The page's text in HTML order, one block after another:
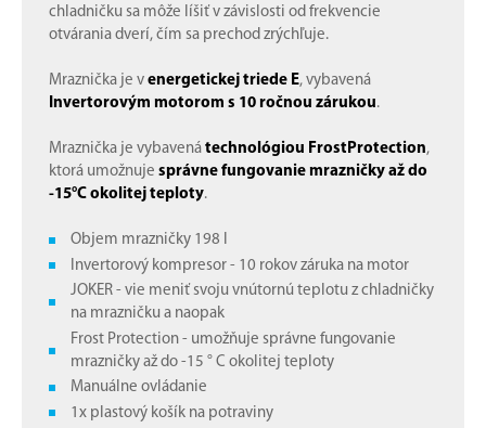
chladničku sa môže líšiť v závislosti od frekvencie
otvárania dverí, čím sa prechod zrýchľuje.
Mraznička je v energetickej triede E, vybavená
Invertorovým motorom s 10 ročnou zárukou.
Mraznička je vybavená technológiou FrostProtection,
ktorá umožnuje správne fungovanie mrazničky až do
-15°C okolitej teploty.
Objem mrazničky 198 l
Invertorový kompresor - 10 rokov záruka na motor
JOKER - vie meniť svoju vnútornú teplotu z chladničky
na mrazničku a naopak
Frost Protection - umožňuje správne fungovanie
mrazničky až do -15 ° C okolitej teploty
Manuálne ovládanie
1x plastový košík na potraviny